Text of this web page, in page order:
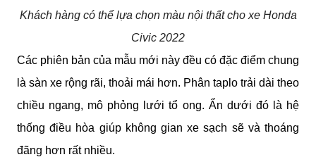
Khách hàng có thể lựa chọn màu nội thất cho xe Honda
Civic 2022
Các phiên bản của mẫu mới này đều có đặc điểm chung
là sàn xe rộng rãi, thoải mái hơn. Phân taplo trải dài theo
chiều ngang, mô phỏng lưới tổ ong. Ẩn dưới đó là hệ
thống điều hòa giúp không gian xe sạch sẽ và thoáng
đãng hơn rất nhiều.